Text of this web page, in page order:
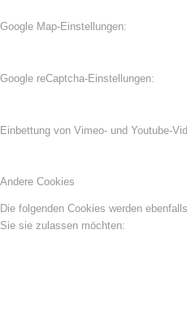
Google Map-Einstellungen:
Google reCaptcha-Einstellungen:
Einbettung von Vimeo- und Youtube-
Andere Cookies
Die folgenden Cookies werden
Sie sie zulassen möchten: